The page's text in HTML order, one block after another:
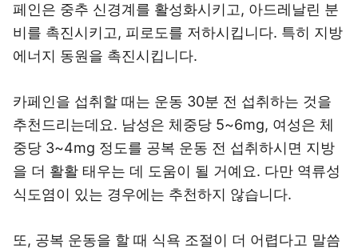
페인은 중추 신경계를 활성화시키고, 아드레날린 분
비를 촉진시키고, 피로도를 저하시킵니다. 특히 지방
에너지 동원을 촉진시킵니다.
카페인을 섭취할 때는 운동 30분 전 섭취하는 것을
추천드리는데요. 남성은 체중당 5~6mg, 여성은 체
중당 3~4mg 정도를 공복 운동 전 섭취하시면 지방
을 더 활활 태우는 데 도움이 될 거예요. 다만 역류성
식도염이 있는 경우에는 추천하지 않습니다.
또, 공복 운동을 할 때 식욕 조절이 더 어렵다고 말씀